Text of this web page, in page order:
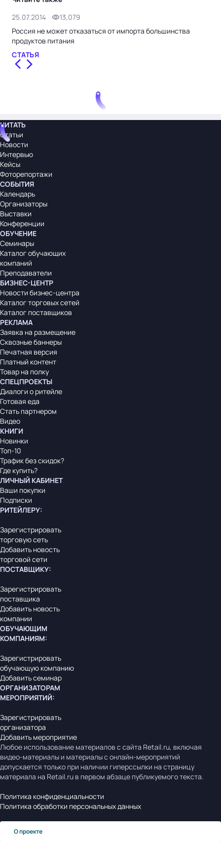
25.07.2014
13,079
Россия не может отказаться от импорта большинства
продуктов питания
СТАТЬЯ
ЧИТАТЬ
Статьи
Новости
Интервью
Кейсы
Фоторепортажи
СОБЫТИЯ
Календарь
Организаторы
Выставки
Конференции
ОБУЧЕНИЕ
Семинары
Каталог обучающих
компаний
Преподаватели
БИЗНЕС-ЦЕНТР
Новости бизнес-центра
Каталог торговых сетей
Каталог поставщиков
РЕКЛАМА
Заявка на размещение
Сквозные баннеры
Печатная версия
Платный контент
Товар на полку
СПЕЦПРОЕКТЫ
Диалоги о ритейле
Готовая еда
Стать партнером
Видео
КНИГИ
Новинки
Топ-10
Трафик без скидок?
Где купить?
ЛИЧНЫЙ КАБИНЕТ
Ваши покупки
Подписки
РИТЕЙЛЕРУ:
Зарегистрировать
торговую сеть
Добавить новость
торговой сети
ПОСТАВЩИКУ:
Зарегистрировать
поставщика
Добавить новость
компании
ОБУЧАЮЩИМ
КОМПАНИЯМ:
Зарегистрировать
обучающую компанию
Добавить семинар
ОРГАНИЗАТОРАМ
МЕРОПРИЯТИЙ:
Зарегистрировать
организатора
Добавить мероприятие
Любое использование материалов с сайта Retail.ru, включая
видео-материалы и материалы с онлайн-мероприятий
допускается только при наличии гиперссылки на страницу
материала на Retail.ru в первом абзаце публикуемого текста.
Политика конфиденциальности
Политика обработки персональных данных
О проекте